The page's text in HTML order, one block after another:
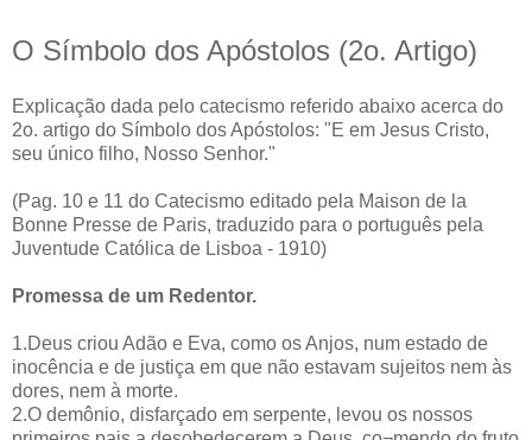
O Símbolo dos Apóstolos (2o. Artigo)
Explicação dada pelo catecismo referido abaixo acerca do
2o. artigo do Símbolo dos Apóstolos: "E em Jesus Cristo,
seu único filho, Nosso Senhor."
(Pag. 10 e 11 do Catecismo editado pela Maison de la
Bonne Presse de Paris, traduzido para o português pela
Juventude Católica de Lisboa - 1910)
Promessa de um Redentor.
1.Deus criou Adão e Eva, como os Anjos, num estado de
inocência e de justiça em que não estavam sujeitos nem às
dores, nem à morte.
2.O demônio, disfarçado em serpente, levou os nossos